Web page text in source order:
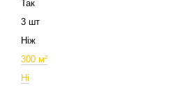
Так
3 шт
Ніж
300 м²
Ні